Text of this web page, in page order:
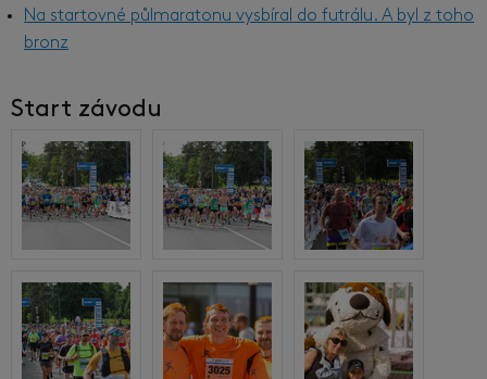
Na startovné půlmaratonu vysbíral do futrálu. A byl z toho
bronz
Start závodu